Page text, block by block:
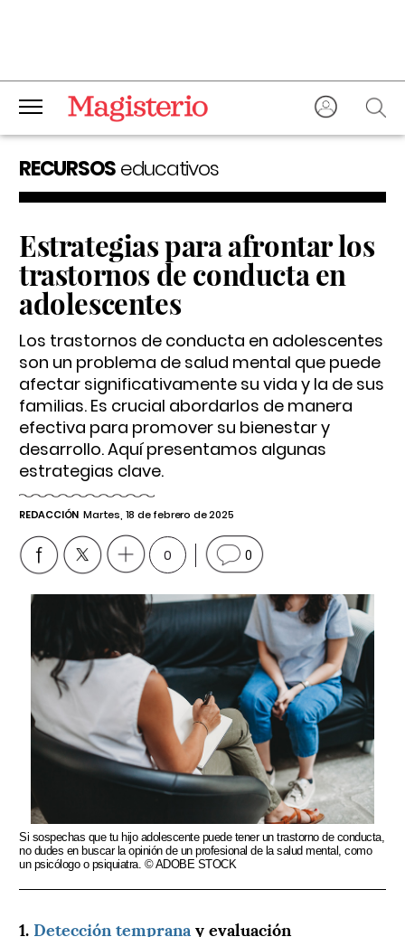
RECURSOSeducativos
Estrategias para afrontar los
trastornos de conducta en
adolescentes
Los trastornos de conducta en adolescentes
son un problema de salud mental que puede
afectar significativamente su vida y la de sus
familias. Es crucial abordarlos de manera
efectiva para promover su bienestar y
desarrollo. Aquí presentamos algunas
estrategias clave.
REDACCIÓN Martes, 18 de febrero de 2025
0 0
Si sospechas que tu hijo adolescente puede tener un trastorno de conducta,
no dudes en buscar la opinión de un profesional de la salud mental, como
un psicólogo o psiquiatra. © ADOBE STOCK
1. Detección temprana y evaluación